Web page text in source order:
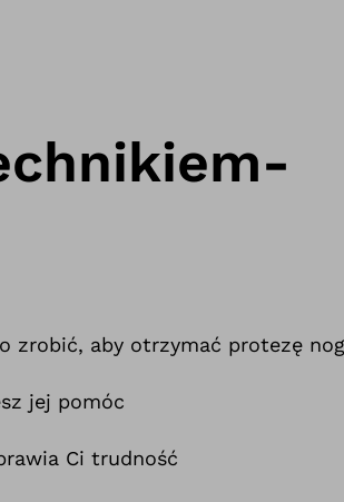
zrobić, aby otrzymać protezę
jej pomóc
Ci trudność